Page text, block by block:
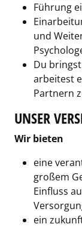
Führung
und
Du
arbeitest
Partnern
UNSER
Wir bieten
eine
großem
Einfluss
ein